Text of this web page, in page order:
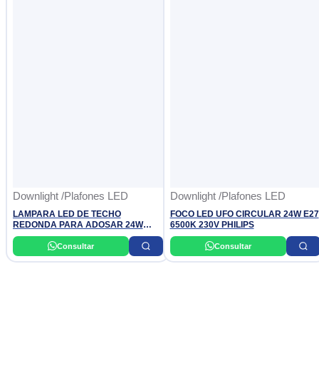
Downlight /Plafones LED
LAMPARA LED DE TECHO
REDONDA PARA ADOSAR 24W
DIXON
Consultar
Downlight /Plafones LED
FOCO LED UFO CIRCULAR 24W E27
6500K 230V PHILIPS
Consultar